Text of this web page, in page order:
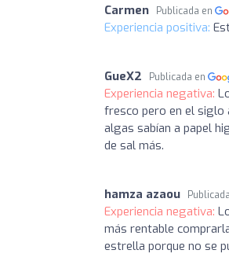
Carmen Publicada en
Experiencia positiva:
GueX2 Publicada en
Experiencia negativa:
fresco pero en el siglo
algas sabían a papel
de sal más.
hamza azaou
Experiencia negativa:
más rentable
estrella porque no se